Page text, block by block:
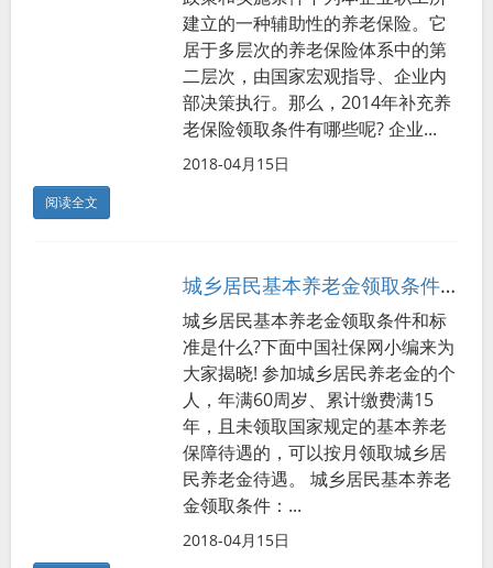
建立的一种辅助性的养老保险。它
居于多层次的养老保险体系中的第
二层次，由国家宏观指导、企业内
部决策执行。那么，2014年补充养
老保险领取条件有哪些呢? 企业...
2018-04月15日
阅读全文
城乡居民基本养老金领取条件和标准
城乡居民基本养老金领取条件和标
准是什么?下面中国社保网小编来为
大家揭晓! 参加城乡居民养老金的个
人，年满60周岁、累计缴费满15
年，且未领取国家规定的基本养老
保障待遇的，可以按月领取城乡居
民养老金待遇。 城乡居民基本养老
金领取条件：...
2018-04月15日